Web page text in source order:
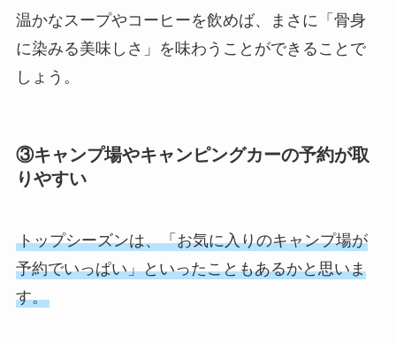
温かなスープやコーヒーを飲めば、まさに「骨身
に染みる美味しさ」を味わうことができることで
しょう。
③キャンプ場やキャンピングカーの予約が取
りやすい
トップシーズンは、「お気に入りのキャンプ場が
予約でいっぱい」といったこともあるかと思いま
す。